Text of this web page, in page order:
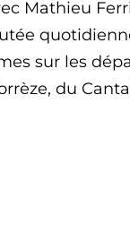
Mathieu
sur les
du